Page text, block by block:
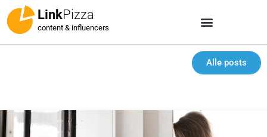
LinkPizza
content & influencers
Alle posts